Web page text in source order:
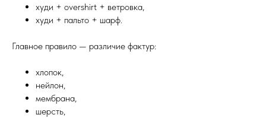
худи + overshirt + ветровка,
худи + пальто + шарф.
Главное правило — различие фактур:
хлопок,
нейлон,
мембрана,
шерсть,